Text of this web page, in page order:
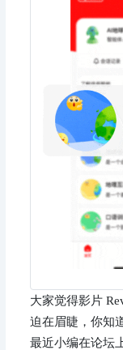
大家觉得影片
迫在眉睫，你知
最近小编在论坛